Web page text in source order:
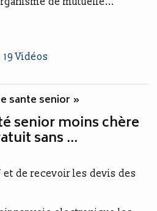
19 Vidéos
sante senior »
senior moins chère
sans ...
de recevoir les devis des